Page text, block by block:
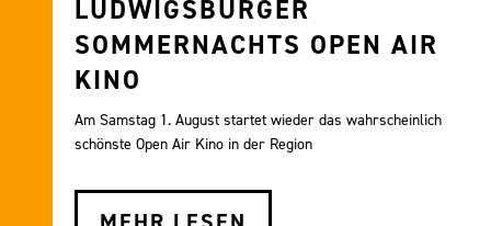
LUDWIGSBURGER
SOMMERNACHTS OPEN AIR
KINO
Am Samstag 1. August startet wieder das wahrscheinlich
schönste Open Air Kino in der Region